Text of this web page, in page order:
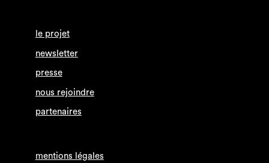
le projet
newsletter
presse
nous rejoindre
partenaires
mentions légales